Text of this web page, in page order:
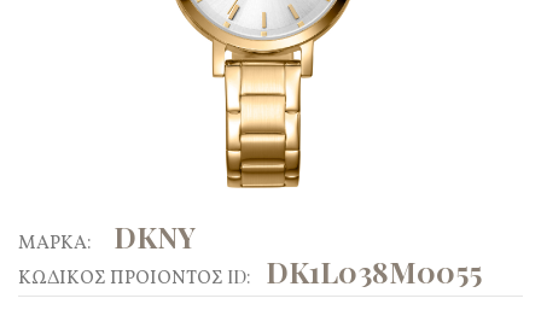
ΜΑΡΚΑ: DKNY
ΚΩΔΙΚΟΣ ΠΡΟΙΟΝΤΟΣ ID: DK1L038M0055